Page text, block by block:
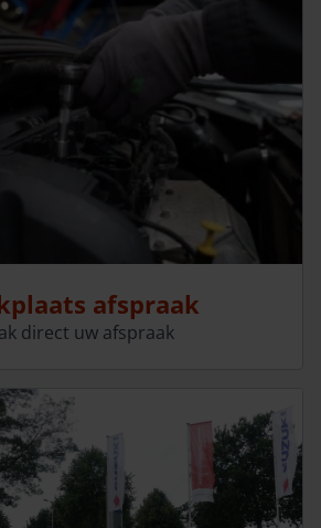
afspraak
direct uw afspraak